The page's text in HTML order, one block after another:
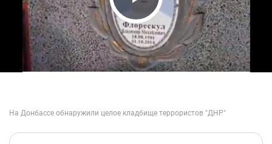
Play Video